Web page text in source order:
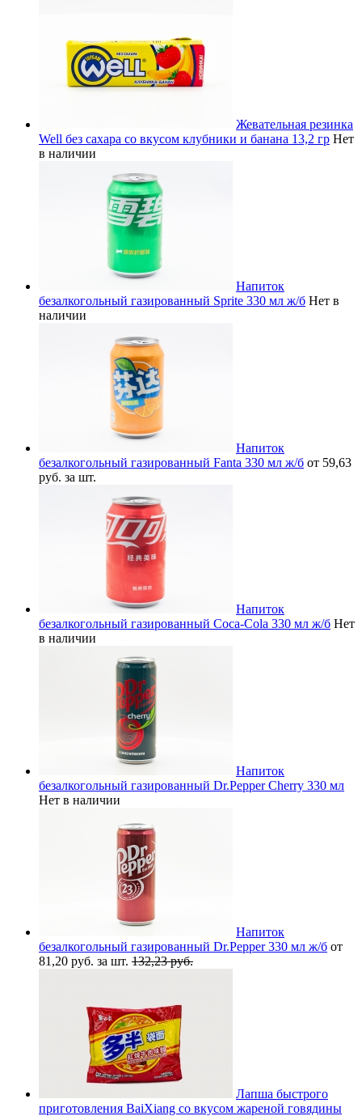
Жевательная резинка
Well без сахара со вкусом клубники и банана 13,2 гр Нет
в наличии
Напиток
безалкогольный газированный Sprite 330 мл ж/б Нет в
наличии
Напиток
безалкогольный газированный Fanta 330 мл ж/б от 59,63
руб. за шт.
Напиток
безалкогольный газированный Coca-Cola 330 мл ж/б Нет
в наличии
Напиток
безалкогольный газированный Dr.Pepper Cherry 330 мл
Нет в наличии
Напиток
безалкогольный газированный Dr.Pepper 330 мл ж/б от
81,20 руб. за шт. 132,23 руб.
Лапша быстрого
приготовления BaiXiang со вкусом жареной говядины